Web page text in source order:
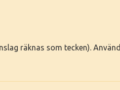
räknas som tecken). Använd